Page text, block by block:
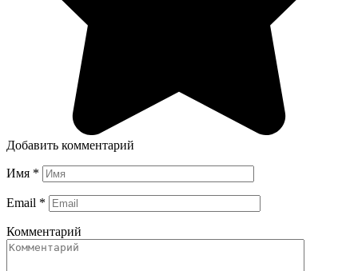
Добавить комментарий
Имя *
Email *
Комментарий